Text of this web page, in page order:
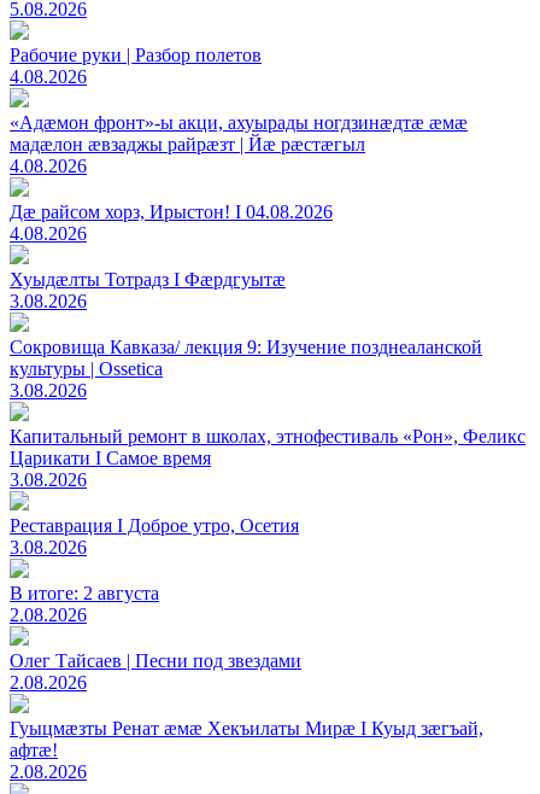
5.08.2026
Рабочие руки | Разбор полетов
4.08.2026
«Адæмон фронт»-ы акци, ахуырады ногдзинæдтæ æмæ
мадæлон æвзаджы райрæзт | Йæ рæстæгыл
4.08.2026
Дæ райсом хорз, Ирыстон! I 04.08.2026
4.08.2026
Хуыдæлты Тотрадз I Фæрдгуытæ
3.08.2026
Сокровища Кавказа/ лекция 9: Изучение позднеаланской
культуры | Ossetica
3.08.2026
Капитальный ремонт в школах, этнофестиваль «Рон», Феликс
Царикати I Самое время
3.08.2026
Реставрация I Доброе утро, Осетия
3.08.2026
В итоге: 2 августа
2.08.2026
Олег Тайсаев | Песни под звездами
2.08.2026
Гуыцмӕзты Ренат ӕмӕ Хекъилаты Мирӕ I Куыд зӕгъай,
афтӕ!
2.08.2026